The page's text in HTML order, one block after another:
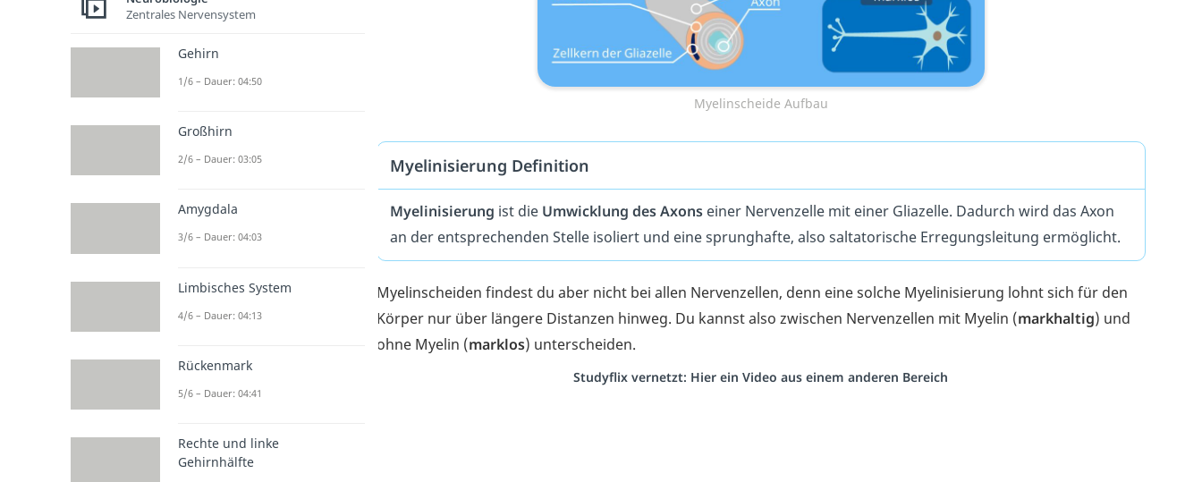
Myelinscheide Aufbau
Myelinisierung Definition
Myelinisierung ist die Umwicklung des Axonseiner Nervenzelle mit einer Gliazelle. Dadurch wird das Axon
an der entsprechenden Stelle isoliert und eine sprunghafte, also saltatorische Erregungsleitung ermöglicht.
Myelinscheiden findest du aber nicht bei allen Nervenzellen, denn eine solche Myelinisierung lohnt sich für den
Körper nur über längere Distanzen hinweg. Du kannst also zwischen Nervenzellen mit Myelin (markhaltig) und
ohne Myelin (marklos) unterscheiden.
Studyflix vernetzt: Hier ein Video aus einem anderen Bereich
Zentrales Nervensystem
Gehirn
1/6 – Dauer: 04:50
Großhirn
2/6 – Dauer: 03:05
Amygdala
3/6 – Dauer: 04:03
Limbisches System
4/6 – Dauer: 04:13
Rückenmark
5/6 – Dauer: 04:41
Rechte und linke
Gehirnhälfte